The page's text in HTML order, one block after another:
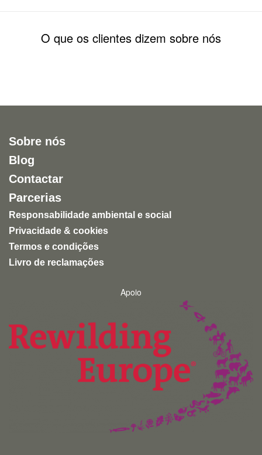
O que os clientes dizem sobre nós
Sobre nós
Blog
Contactar
Parcerias
Responsabilidade ambiental e social
Privacidade & cookies
Termos e condições
Livro de reclamações
Apoio